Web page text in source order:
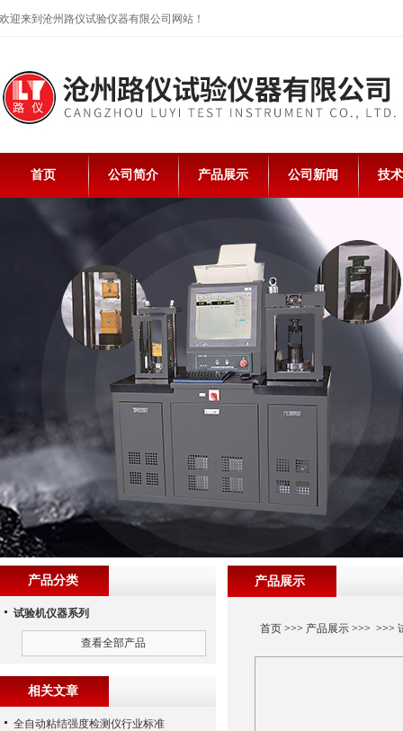
欢迎来到沧州路仪试验仪器有限公司网站！
首页 公司简介 产品展示 公司新闻 技
产品展示
首页>>> 产品展示>>> >>>
产品分类
试验机仪器系列
查看全部产品
相关文章
全自动粘结强度检测仪行业标准